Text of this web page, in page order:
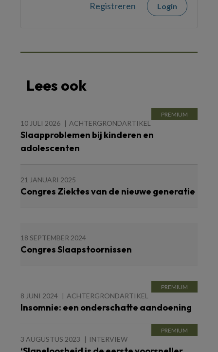
Registreren Login
Lees ook
10 JULI 2026 ACHTERGRONDARTIKEL
Slaapproblemen bij kinderen en
adolescenten
21 JANUARI 2025
Congres Ziektes van de nieuwe generatie
18 SEPTEMBER 2024
Congres Slaapstoornissen
8 JUNI 2024 ACHTERGRONDARTIKEL
Insomnie: een onderschatte aandoening
3 AUGUSTUS 2023 INTERVIEW